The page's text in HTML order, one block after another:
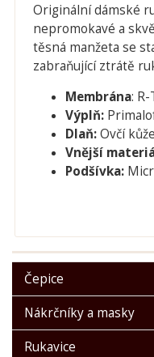
Originální dámské
nepromokavé a
těsná manžeta se
zabraňující ztrátě
Membrána: R-
Výplň:
Dlaň:Ovčí
Vnější
Podšívka:
Čepice
Nákrčníky a masky
Rukavice